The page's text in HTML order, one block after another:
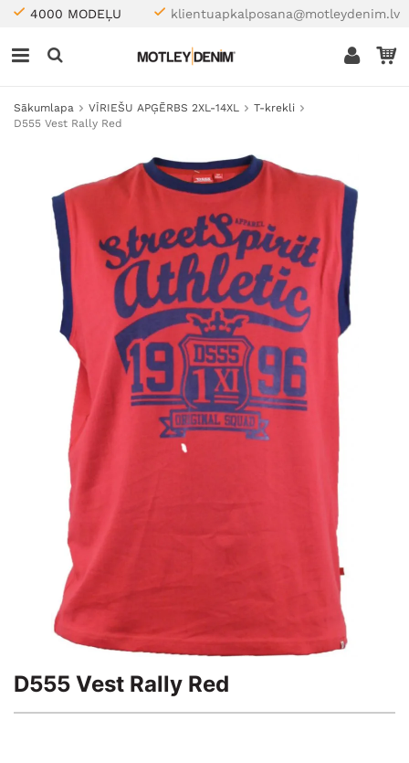
4000 MODEĻU klientuapkalposana@motleydenim.lv
Sākumlapa VĪRIEŠU APĢĒRBS 2XL-14XL
T-krekli
D555 Vest Rally Red
D555 Vest Rally Red